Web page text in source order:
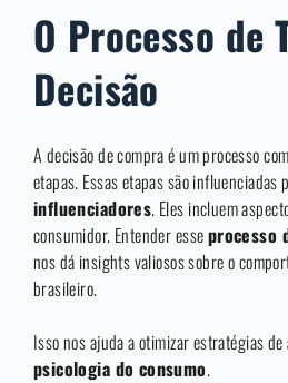
O Processo de
Decisão
A decisão de compra é um processo
etapas. Essas etapas são influenciadas
influenciadores. Eles incluem
consumidor. Entender esseprocesso
nos dá insights valiosos sobre o
brasileiro.
Isso nos ajuda a otimizar estratégias de
psicologia do consumo.